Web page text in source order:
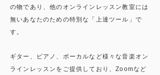
の物であり、他のオンラインレッスン教室には
無いあなたのための特別な「上達ツール」で
す。
ギター、ピアノ、ボーカルなど様々な音楽オン
ラインレッスンをご提供しており、Zoomなど